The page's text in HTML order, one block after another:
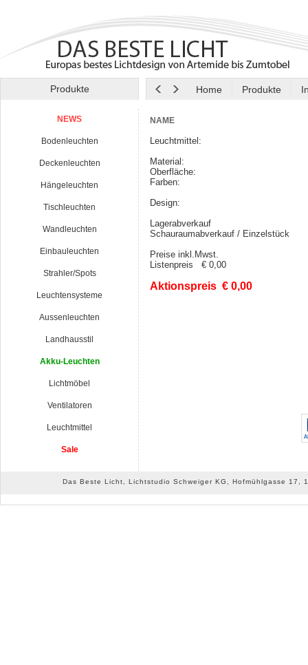
Produkte Home Produkte
NEWS
Bodenleuchten
Deckenleuchten
Hängeleuchten
Tischleuchten
Wandleuchten
Einbauleuchten
Strahler/Spots
Leuchtensysteme
Aussenleuchten
Landhausstil
Akku-Leuchten
Lichtmöbel
Ventilatoren
Leuchtmittel
Sale
NAME
Leuchtmittel:
Material:
Oberfläche:
Farben:
Design:
Lagerabverkauf
Schauraumabverkauf / Einzelstück
Preise inkl.Mwst.
Listenpreis € 0,00
Aktionspreis € 0,00
Das Beste Licht, Lichtstudio Schweiger KG, Hofmühlgasse